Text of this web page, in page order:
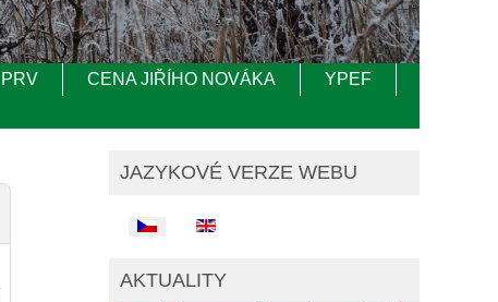
PRV CENA JIŘÍHO NOVÁKA
YPEF
JAZYKOVÉ VERZE WEBU
AKTUALITY